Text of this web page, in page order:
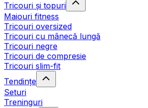
Tricouri și topuri
Maiouri fitness
Tricouri oversized
Tricouri cu mânecă lungă
Tricouri negre
Tricouri de compresie
Tricouri slim-fit
Tendințe
Seturi
Treninguri